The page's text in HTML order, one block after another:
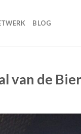
BLOG
van de